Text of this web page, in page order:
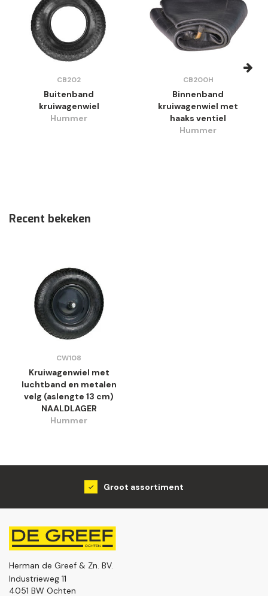
CB202
Buitenband
kruiwagenwiel
Hummer
CB200H
Binnenband
kruiwagenwiel met
haaks ventiel
Hummer
Recent bekeken
CW108
Kruiwagenwiel met
luchtband en metalen
velg (aslengte 13 cm)
NAALDLAGER
Hummer
Groot assortiment
Herman de Greef & Zn. BV.
Industrieweg 11
4051 BW Ochten